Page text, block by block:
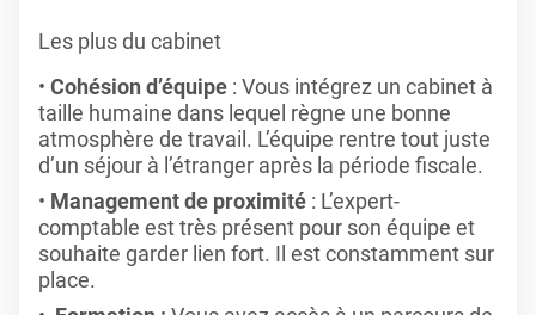
Les plus du cabinet
Cohésion d’équipe : Vous intégrez un cabinet à
taille humaine dans lequel règne une bonne
atmosphère de travail. L’équipe rentre tout juste
d’un séjour à l’étranger après la période fiscale.
Management de proximité : L’expert-
comptable est très présent pour son équipe et
souhaite garder lien fort. Il est constamment sur
place.